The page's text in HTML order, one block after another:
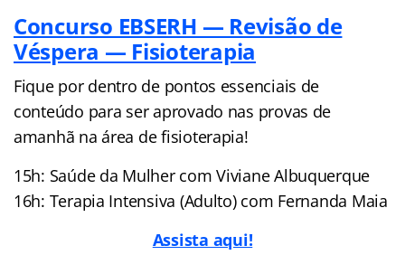
Concurso EBSERH — Revisão de
Véspera — Fisioterapia
Fique por dentro de pontos essenciais de
conteúdo para ser aprovado nas provas de
amanhã na área de fisioterapia!
15h: Saúde da Mulher com Viviane Albuquerque
16h: Terapia Intensiva (Adulto) com Fernanda Maia
Assista aqui!